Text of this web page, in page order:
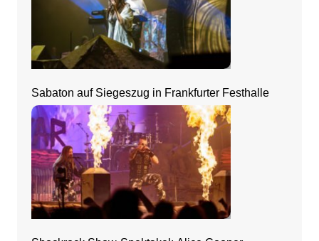
Sabaton auf Siegeszug in Frankfurter Festhalle